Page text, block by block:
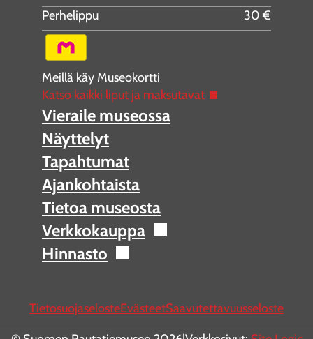
Perhelippu 30 €
Meillä käy Museokortti
Katso kaikki liput ja maksutavat
Vieraile museossa
Näyttelyt
Tapahtumat
Ajankohtaista
Tietoa museosta
Verkkokauppa
Hinnasto
TietosuojaselosteEvästeetSaavutettavuusseloste